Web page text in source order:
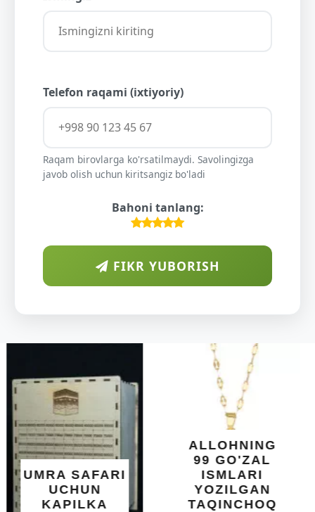
Telefon raqami (ixtiyoriy)
Raqam birovlarga ko'rsatilmaydi. Savolingizga
javob olish uchun kiritsangiz bo'ladi
Bahoni tanlang:
FIKR YUBORISH
ALLOHNING
99 GO'ZAL
ISMLARI
YOZILGAN
TAQINCHOQ
DIYORIDA
O'SUVCHI
KUNDUR
DARAXTINING
SHIFOBAXSH
YELIMI: AQL,
XOTIRA VA
UMUMIY
SALOMATLIK
UCHUN
BEBAHO
NE'MAT